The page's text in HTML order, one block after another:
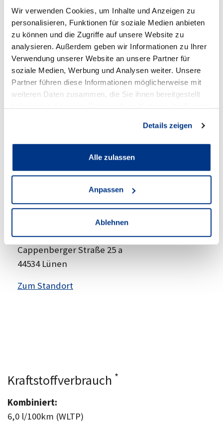
Wir verwenden Cookies, um Inhalte und Anzeigen zu
personalisieren, Funktionen für soziale Medien anbieten
zu können und die Zugriffe auf unsere Website zu
analysieren. Außerdem geben wir Informationen zu Ihrer
Verwendung unserer Website an unsere Partner für
soziale Medien, Werbung und Analysen weiter. Unsere
Partner führen diese Informationen möglicherweise mit
weiteren Daten zusammen, die Sie ihnen bereitgestellt
Details zeigen
Alle zulassen
Anpassen
Ablehnen
Standort
Cappenberger Straße 25 a
44534 Lünen
Zum Standort
Kraftstoffverbrauch *
Kombiniert:
6,0 l/100km (WLTP)